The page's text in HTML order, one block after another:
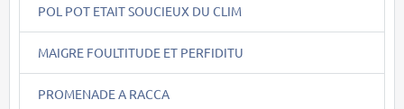
POL POT ETAIT SOUCIEUX DU CLIM
MAIGRE FOULTITUDE ET PERFIDITU
PROMENADE A RACCA